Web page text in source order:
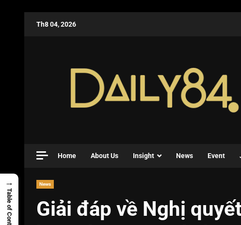
Th8 04, 2026
Home About Us Insight News Event
News
Giải đáp về Nghị
→
Table of Contents